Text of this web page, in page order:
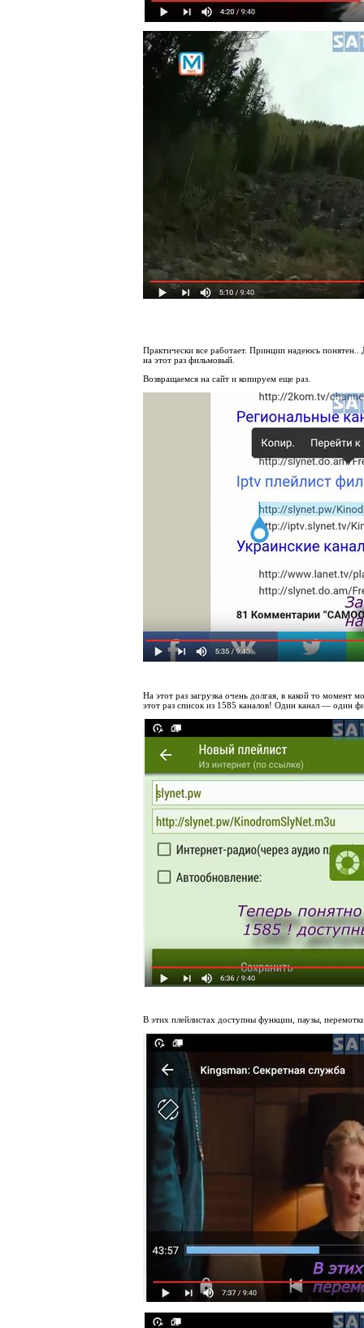
Практически все работает. Принцип надеюсь понятен..
на этот раз фильмовый.
Возвращаемся на сайт и копируем еще раз.
На этот раз загрузка очень долгая, в какой то момент
этот раз список из 1585 каналов! Один канал — один
В этих плейлистах доступны функции, паузы,